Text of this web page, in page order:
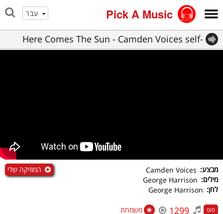
עבר Pick A Music
Here Comes The Sun - Camden Voices self-
מבצע: Camden Voices
מילים: George Harrison
לחן: George Harrison
המוזיקה שלי
פופ 1299 משמחת